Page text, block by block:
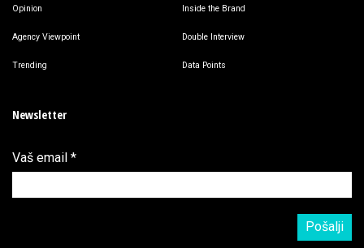
Opinion Inside the Brand
Agency Viewpoint Double Interview
Trending Data Points
Newsletter
Vaš email *